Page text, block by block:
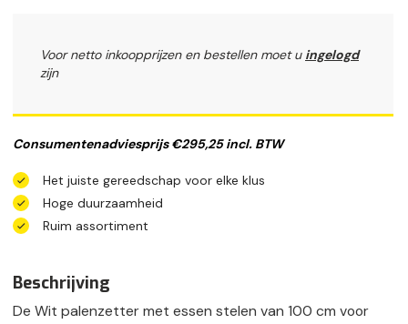
Voor netto inkoopprijzen en bestellen moet u ingelogd
zijn
Consumentenadviesprijs €295,25 incl. BTW
Het juiste gereedschap voor elke klus
Hoge duurzaamheid
Ruim assortiment
Beschrijving
De Wit palenzetter met essen stelen van 100 cm voor